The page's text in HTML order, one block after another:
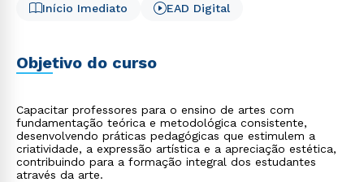
Início Imediato
EAD Digital
Objetivo do curso
Capacitar professores para o ensino de artes com
fundamentação teórica e metodológica consistente,
desenvolvendo práticas pedagógicas que estimulem a
criatividade, a expressão artística e a apreciação estética,
contribuindo para a formação integral dos estudantes
através da arte.